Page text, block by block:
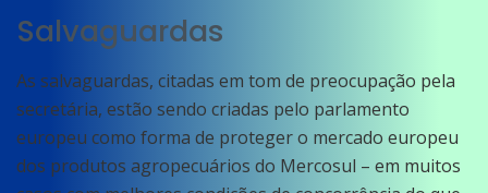
Salvaguardas
As salvaguardas, citadas em tom de preocupação pela
secretária, estão sendo criadas pelo parlamento
europeu como forma de proteger o mercado europeu
dos produtos agropecuários do Mercosul – em muitos